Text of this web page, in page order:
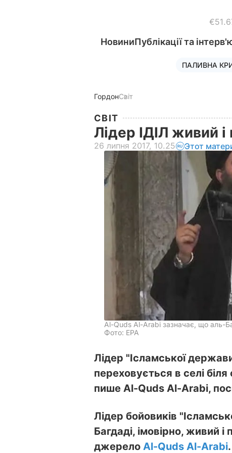
НовиниПублікації та
ПАЛИВНА
ГордонСвіт
СВІТ
Лідер ІДІЛ живий і
26 липня 2017, 10.25 Этот
Al-Quds Al-Arabi зазначає, що аль-
Фото: EPA
Лідер "Ісламської
переховується в селі
пише Al-Quds Al-Arabi,
Лідер бойовиків
Багдаді, імовірно, живий
джерело Al-Quds Al-Arabi.